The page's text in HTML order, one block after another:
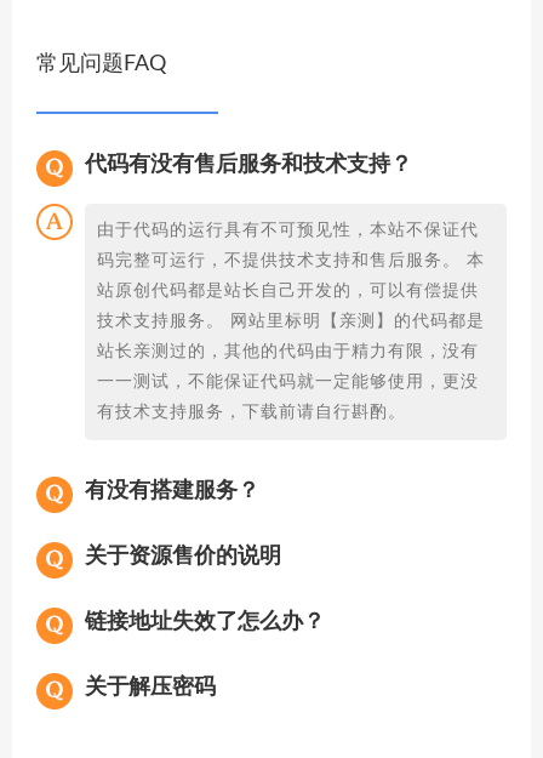
常见问题FAQ
代码有没有售后服务和技术支持？
由于代码的运行具有不可预见性，本站不保证代
码完整可运行，不提供技术支持和售后服务。 本
站原创代码都是站长自己开发的，可以有偿提供
技术支持服务。 网站里标明【亲测】的代码都是
站长亲测过的，其他的代码由于精力有限，没有
一一测试，不能保证代码就一定能够使用，更没
有技术支持服务，下载前请自行斟酌。
有没有搭建服务？
关于资源售价的说明
链接地址失效了怎么办？
关于解压密码